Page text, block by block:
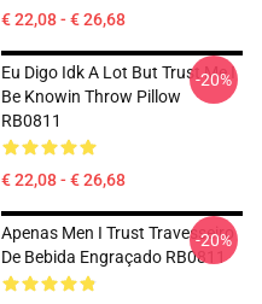
€ 22,08 - € 26,68
Eu Digo Idk A Lot But Trust Me I
Be Knowin Throw Pillow
RB0811
€ 22,08 - € 26,68
-20%
Apenas Men I Trust Travesseiro
De Bebida Engraçado RB0811
-20%